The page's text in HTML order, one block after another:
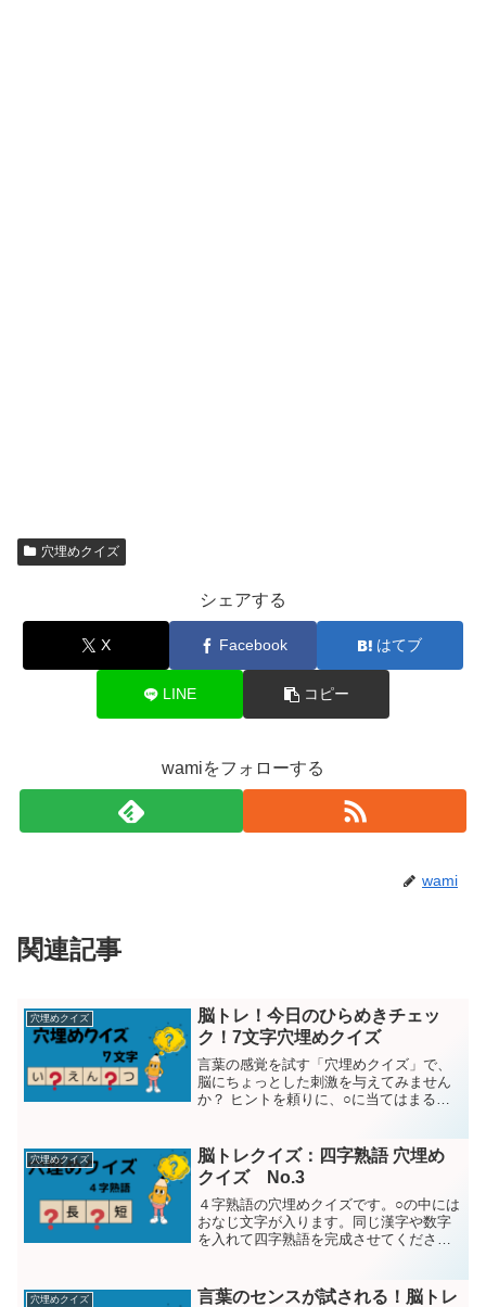
穴埋めクイズ
シェアする
X Facebook はてブ
LINE コピー
wamiをフォローする
wami
関連記事
穴埋めクイズ
脳トレ！今日のひらめきチェッ
ク！7文字穴埋めクイズ
言葉の感覚を試す「穴埋めクイズ」で、
脳にちょっとした刺激を与えてみません
か？ ヒントを頼りに、○に当てはまる言
を入れて意味が通じる言葉を完成させて
ください。題１問目お...
穴埋めクイズ
脳トレクイズ：四字熟語 穴埋め
クイズ No.3
４字熟語の穴埋めクイズです。○の中には
おなじ文字が入ります。同じ漢字や数字
を入れて四字熟語を完成させてくださ
----...
穴埋めクイズ
言葉のセンスが試される！脳トレ